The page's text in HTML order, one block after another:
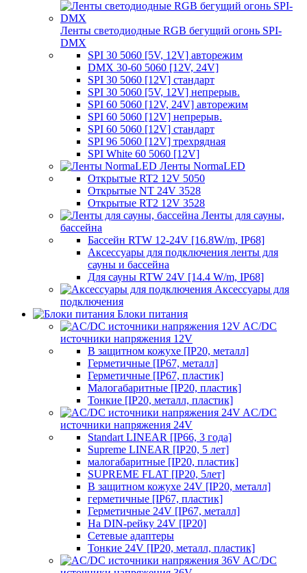
Ленты светодиодные RGB бегущий огонь SPI-
DMX
SPI 30 5060 [5V, 12V] авторежим
DMX 30-60 5060 [12V, 24V]
SPI 30 5060 [12V] стандарт
SPI 30 5060 [5V, 12V] непрерыв.
SPI 60 5060 [12V, 24V] авторежим
SPI 60 5060 [12V] непрерыв.
SPI 60 5060 [12V] стандарт
SPI 96 5060 [12V] трехрядная
SPI White 60 5060 [12V]
Ленты NormaLED
Открытые RT2 12V 5050
Открытые NT 24V 3528
Открытые RT2 12V 3528
Ленты для сауны,
бассейна
Бассейн RTW 12-24V [16.8W/m, IP68]
Аксессуары для подключения ленты для
сауны и бассейна
Для сауны RTW 24V [14.4 W/m, IP68]
Аксессуары для
подключения
Блоки питания
AC/DC
источники напряжения 12V
В защитном кожухе [IP20, металл]
Герметичные [IP67, металл]
Герметичные [IP67, пластик]
Малогабаритные [IP20, пластик]
Тонкие [IP20, металл, пластик]
AC/DC
источники напряжения 24V
Standart LINEAR [IP66, 3 года]
Supreme LINEAR [IP20, 5 лет]
малогабаритные [IP20, пластик]
SUPREME FLAT [IP20, 5лет]
В защитном кожухе 24V [IP20, металл]
герметичные [IP67, пластик]
Герметичные 24V [IP67, металл]
На DIN-рейку 24V [IP20]
Сетевые адаптеры
Тонкие 24V [IP20, металл, пластик]
AC/DC